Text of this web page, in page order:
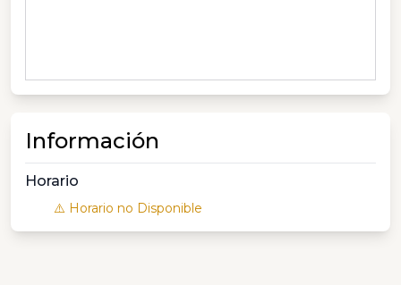
Información
Horario
⚠️ Horario no Disponible